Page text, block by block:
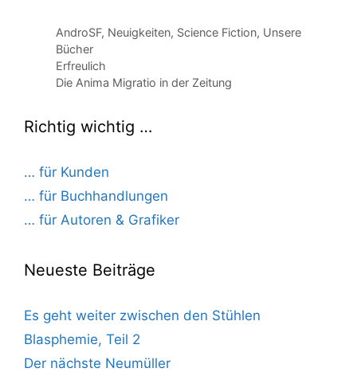
Kategorien
AndroSF, Neuigkeiten, Science Fiction, Unsere
Bücher
Erfreulich
Die Anima Migratio in der Zeitung
Richtig wichtig …
… für Kunden
… für Buchhandlungen
… für Autoren & Grafiker
Neueste Beiträge
Es geht weiter zwischen den Stühlen
Blasphemie, Teil 2
Der nächste Neumüller